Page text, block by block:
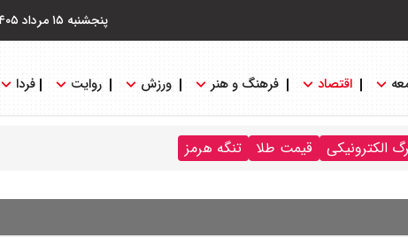
پنجشنبه ۱۵ مرداد ۱۴۰۵
اقتصاد فرهنگ و هنر ورزش روایت فردا
الکترونیکی قیمت طلا تنگه هرمز